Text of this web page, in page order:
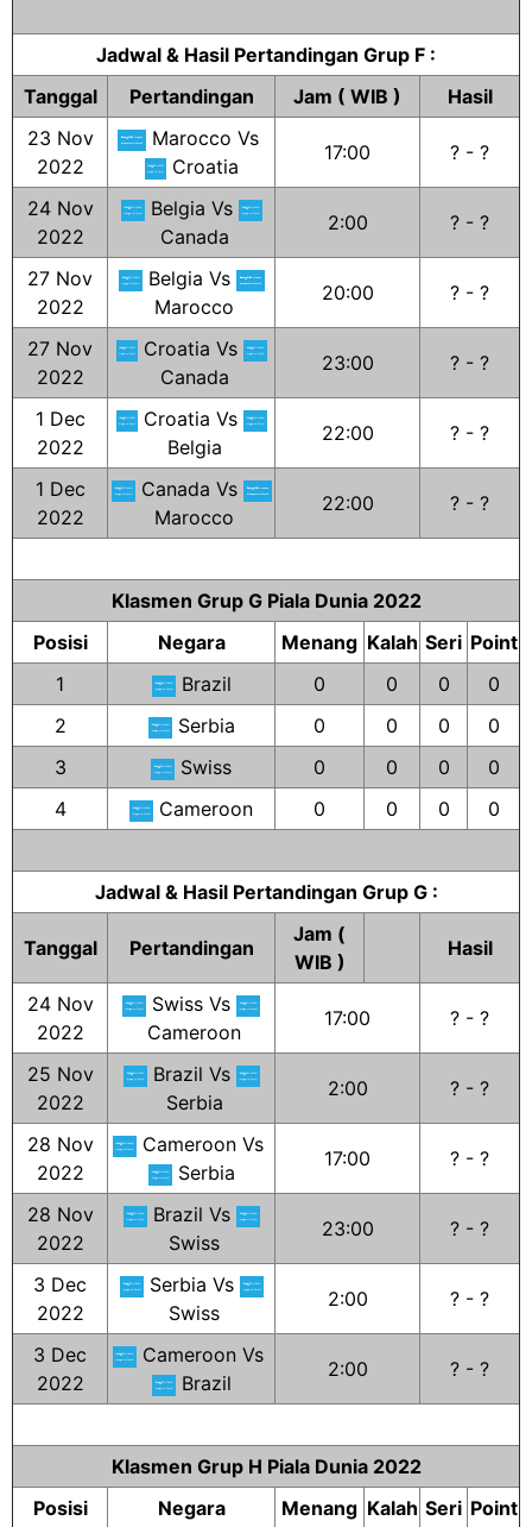
Jadwal & Hasil Pertandingan Grup F :
Tanggal
Pertandingan Jam ( WIB )
Hasil
23 Nov
2022
Marocco Vs
Croatia
17:00 ? - ?
24 Nov
2022
Belgia Vs
Canada
2:00 ? - ?
27 Nov
2022
Belgia Vs
Marocco
20:00 ? - ?
27 Nov
2022
Croatia Vs
Canada
23:00 ? - ?
1 Dec
2022
Croatia Vs
Belgia
22:00 ? - ?
1 Dec
2022
Canada Vs
Marocco
22:00 ? - ?
Klasmen Grup G Piala Dunia 2022
Posisi
Negara Menang Kalah Seri Point
1
Brazil 0 0 0
0
2
Serbia 0 0 0
0
3
Swiss 0 0 0
0
4
Cameroon 0 0 0 0
Jadwal & Hasil Pertandingan Grup G :
Tanggal Pertandingan
Jam (
WIB )
Hasil
24 Nov
2022
Swiss Vs
Cameroon
17:00 ? - ?
25 Nov
2022
Brazil Vs
Serbia
2:00 ? - ?
28 Nov
2022
Cameroon Vs
Serbia
17:00 ? - ?
28 Nov
2022
Brazil Vs
Swiss
23:00 ? - ?
3 Dec
2022
Serbia Vs
Swiss
2:00 ? - ?
3 Dec
2022
Cameroon Vs
Brazil
2:00 ? - ?
Klasmen Grup H Piala Dunia 2022
Posisi
Negara Menang Kalah Seri Point